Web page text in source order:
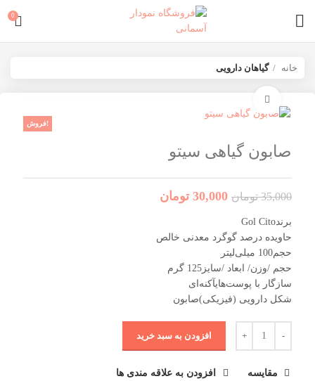
0
خانه گیاهان دارویی
فروش!
صابون گیاهی سیتو
35,000 تومان 30,000 تومان
برندGol Cito
حاویده درصد گوگرد معدنی خالص
حجم100 میلی‌لیتر
حجم /وزن/ ابعاد /سایز125 گرم
سازگار با پوست‌هایآکنه‌ای
شکل دارویی (فیزیکی)صابون
افزودن به سبد خرید
مقایسه افزودن به علاقه مندی ها